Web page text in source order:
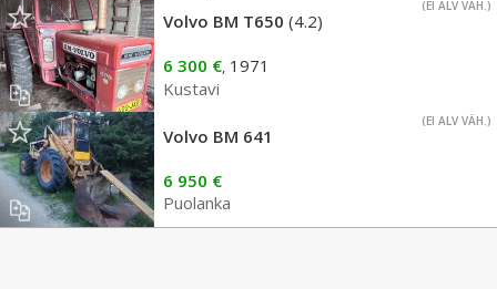
(EI ALV VÄH.)
Volvo BM T650 (4.2)
6 300 €, 1971
Kustavi
(EI ALV VÄH.)
Volvo BM 641
6 950 €
Puolanka